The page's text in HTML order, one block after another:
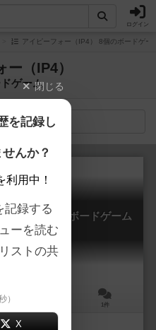
ログイン
アイピーフォー（IP4） 8個のボードゲー
ー（IP4）
ゲーム
ニュー
篇 カプセルボードゲーム
mini engihen
1件
閉じる
を記録し
んか？
利用中！
記録する
ーを読む
ストの共
）
X